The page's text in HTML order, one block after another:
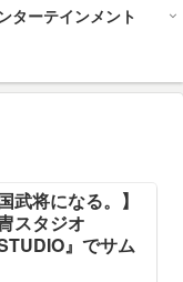
ターテインメント
武将になる。】
スタジオ
』でサム